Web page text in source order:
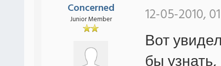
Concerned
Junior Member 12-05-2010,
Вот